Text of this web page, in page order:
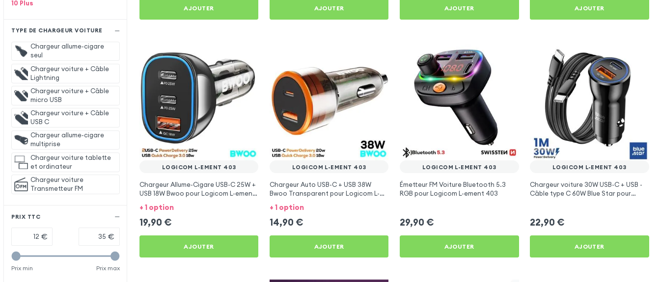
10 Plus
TYPE DE CHARGEUR VOITURE
Chargeur allume-cigare
seul
Chargeur voiture + Câble
Lightning
Chargeur voiture + Câble
micro USB
Chargeur voiture + Câble
USB C
Chargeur allume-cigare
multiprise
Chargeur voiture tablette
et ordinateur
Chargeur voiture
Transmetteur FM
PRIX TTC
€ €
Prix min Prix max
AJOUTER AJOUTER AJOUTER AJOUTER
LOGICOM L-EMENT 403
Chargeur Allume-Cigare USB-C 25W +
USB 18W Bwoo pour Logicom L-ement
+ 1 option
19,90 €
AJOUTER
LOGICOM L-EMENT 403
Chargeur Auto USB-C + USB 38W
Bwoo Transparent pour Logicom L-
ement 403
+ 1 option
14,90 €
AJOUTER
LOGICOM L-EMENT 403
Émetteur FM Voiture Bluetooth 5.3
RGB pour Logicom L-ement 403
29,90 €
AJOUTER
LOGICOM L-EMENT 403
Chargeur voiture 30W USB-C + USB -
Câble type C 60W Blue Star pour
22,90 €
AJOUTER